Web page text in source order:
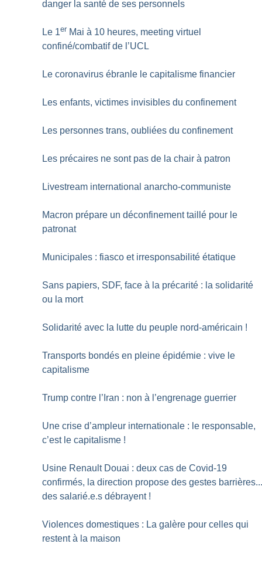
danger la santé de ses personnels
Le 1er Mai à 10 heures, meeting virtuel
confiné/combatif de l’UCL
Le coronavirus ébranle le capitalisme financier
Les enfants, victimes invisibles du confinement
Les personnes trans, oubliées du confinement
Les précaires ne sont pas de la chair à patron
Livestream international anarcho-communiste
Macron prépare un déconfinement taillé pour le
patronat
Municipales : fiasco et irresponsabilité étatique
Sans papiers, SDF, face à la précarité : la solidarité
ou la mort
Solidarité avec la lutte du peuple nord-américain !
Transports bondés en pleine épidémie : vive le
capitalisme
Trump contre l’Iran : non à l’engrenage guerrier
Une crise d’ampleur internationale : le responsable,
c’est le capitalisme !
Usine Renault Douai : deux cas de Covid-19
confirmés, la direction propose des gestes
des salarié.e.s débrayent !
Violences domestiques : La galère pour celles qui
restent à la maison